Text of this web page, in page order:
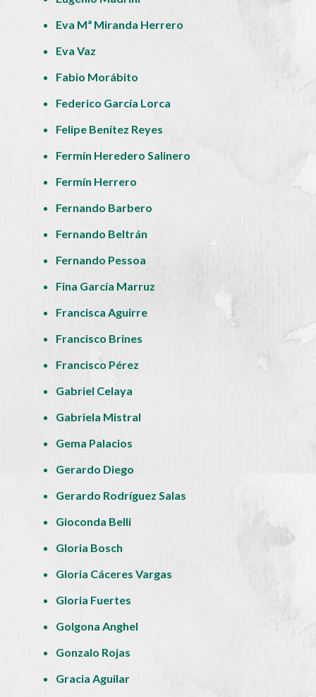
Eva Mª Miranda Herrero
Eva Vaz
Fabio Morábito
Federico García Lorca
Felipe Benítez Reyes
Fermín Heredero Salinero
Fermín Herrero
Fernando Barbero
Fernando Beltrán
Fernando Pessoa
Fina García Marruz
Francisca Aguirre
Francisco Brines
Francisco Pérez
Gabriel Celaya
Gabriela Mistral
Gema Palacios
Gerardo Diego
Gerardo Rodríguez Salas
Gioconda Belli
Gloria Bosch
Gloria Cáceres Vargas
Gloria Fuertes
Golgona Anghel
Gonzalo Rojas
Gracia Aguilar